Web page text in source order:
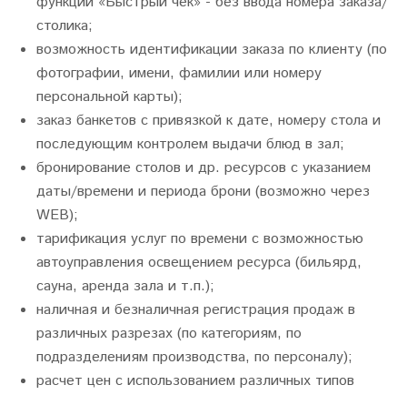
столика;
возможность идентификации заказа по клиенту (по
фотографии, имени, фамилии или номеру
персональной карты);
заказ банкетов с привязкой к дате, номеру стола и
последующим контролем выдачи блюд в зал;
бронирование столов и др. ресурсов с указанием
даты/времени и периода брони (возможно через
WEB);
тарификация услуг по времени с возможностью
автоуправления освещением ресурса (бильярд,
сауна, аренда зала и т.п.);
наличная и безналичная регистрация продаж в
различных разрезах (по категориям, по
подразделениям производства, по персоналу);
расчет цен с использованием различных типов